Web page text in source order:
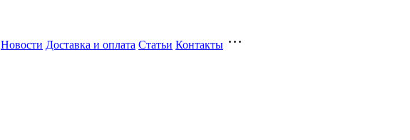
Новости Доставка и оплата Статьи Контакты